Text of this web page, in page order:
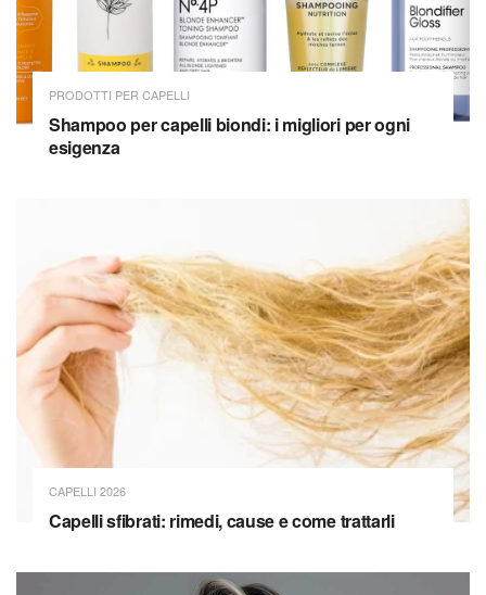
PRODOTTI PER CAPELLI
Shampoo per capelli biondi: i migliori per ogni
esigenza
CAPELLI 2026
Capelli sfibrati: rimedi, cause e come trattarli